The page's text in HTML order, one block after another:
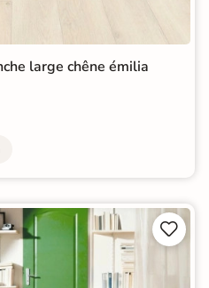
large chêne émilia

